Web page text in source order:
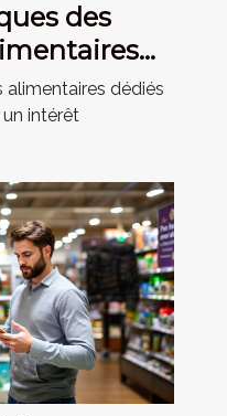
des
dédiés
intérêt